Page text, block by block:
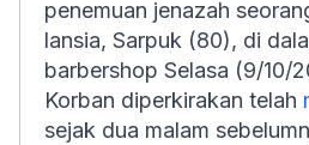
penemuan jenazah
lansia, Sarpuk (80), di
barbershop Selasa (9/10/
Korban diperkirakan telah
sejak dua malam